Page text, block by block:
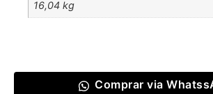
16,04 kg
Comprar via